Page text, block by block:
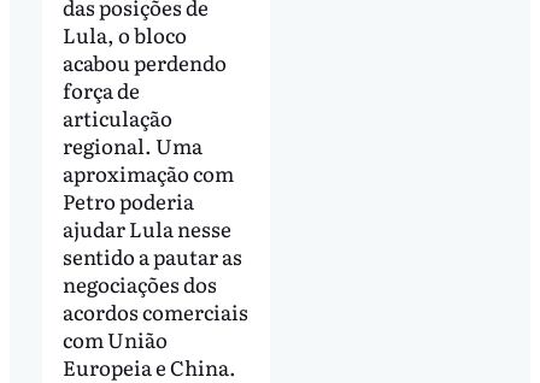
das posições de
Lula, o bloco
acabou perdendo
força de
articulação
regional. Uma
aproximação com
Petro poderia
ajudar Lula nesse
sentido a pautar as
negociações dos
acordos comerciais
com União
Europeia e China.